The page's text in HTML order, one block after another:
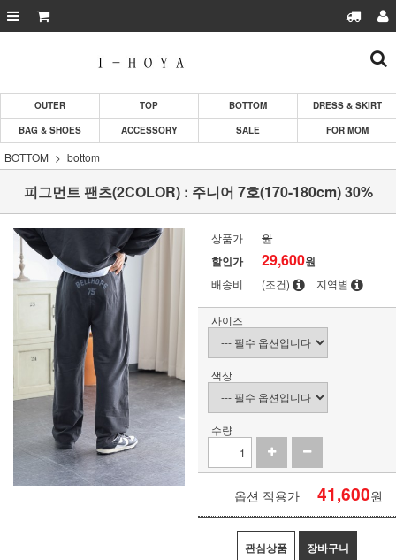
OUTER TOP BOTTOM
DRESS & SKIRT
BAG & SHOES
ACCESSORY SALE FOR MOM
BOTTOM bottom
피그먼트 팬츠(2COLOR) : 주니어 7호(170-180cm) 30%
상품가 원
할인가 29,600원
배송비 (조건) 지역별
사이즈
색상
수량
옵션 적용가 41,600원
관심상품 장바구니